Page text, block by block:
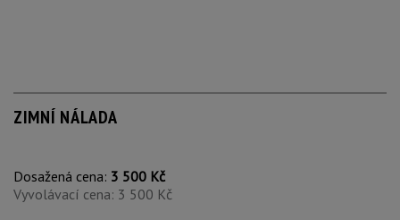
ZIMNÍ NÁLADA
Dosažená cena: 3 500 Kč
Vyvolávací cena: 3 500 Kč